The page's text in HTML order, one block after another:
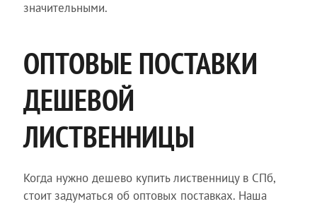
значительными.
ОПТОВЫЕ ПОСТАВКИ
ДЕШЕВОЙ
ЛИСТВЕННИЦЫ
Когда нужно дешево купить лиственницу в СПб,
стоит задуматься об оптовых поставках. Наша